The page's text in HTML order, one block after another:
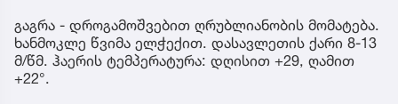
გაგრა - დროგამოშვებით ღრუბლიანობის მომატება.
ხანმოკლე წვიმა ელჭექით. დასავლეთის ქარი 8-13
მ/წმ. ჰაერის ტემპერატურა: დღისით +29, ღამით
+22°.